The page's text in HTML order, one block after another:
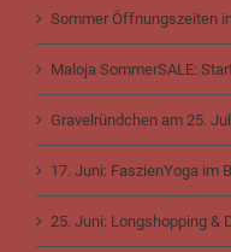
Sommer Öffnungszeiten
Maloja SommerSALE:
Gravelründchen am 25.
17. Juni: FaszienYoga im
25. Juni: Longshopping &